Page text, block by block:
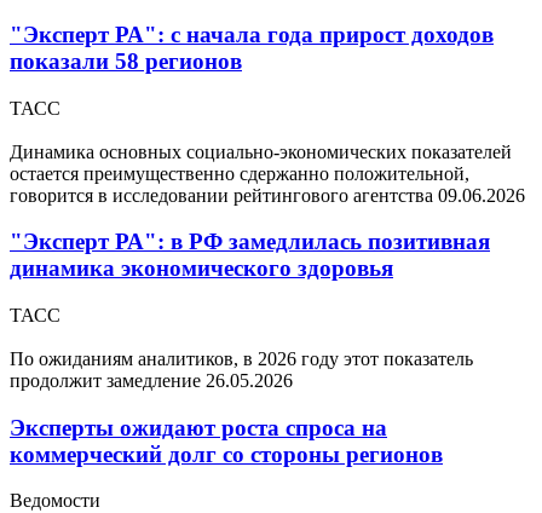
"Эксперт РА": с начала года прирост доходов
показали 58 регионов
ТАСС
Динамика основных социально-экономических показателей
остается преимущественно сдержанно положительной,
говорится в исследовании рейтингового агентства 09.06.2026
"Эксперт РА": в РФ замедлилась позитивная
динамика экономического здоровья
ТАСС
По ожиданиям аналитиков, в 2026 году этот показатель
продолжит замедление 26.05.2026
Эксперты ожидают роста спроса на
коммерческий долг со стороны регионов
Ведомости